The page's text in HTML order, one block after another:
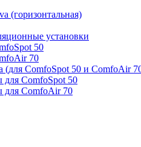
(горизонтальная)
установки
50
70
(для ComfoSpot 50 и ComfoAir
для ComfoSpot 50
для ComfoAir 70